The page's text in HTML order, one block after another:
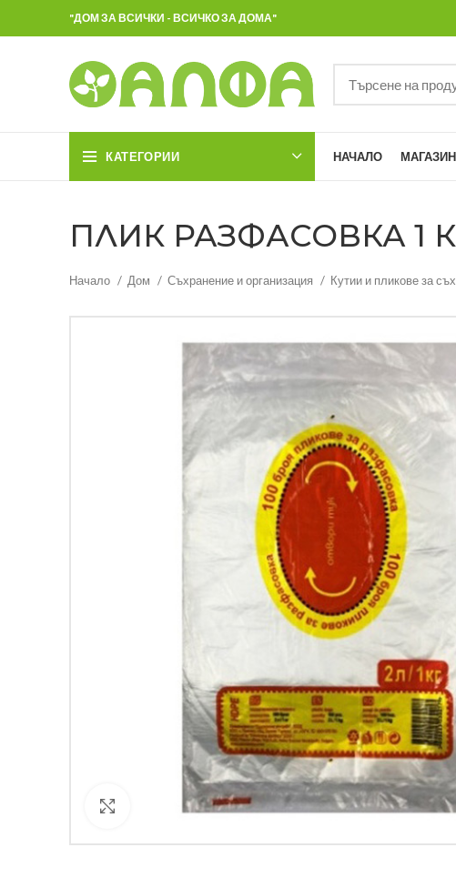
"ДОМ ЗА ВСИЧКИ - ВСИЧКО ЗА ДОМА"
КАТЕГОРИИ НАЧАЛО МАГАЗИН
ПЛИК РАЗФАСОВКА 1
Начало Дом Съхранение и организация Кутии и пликове за
Кликнете за уголемяване